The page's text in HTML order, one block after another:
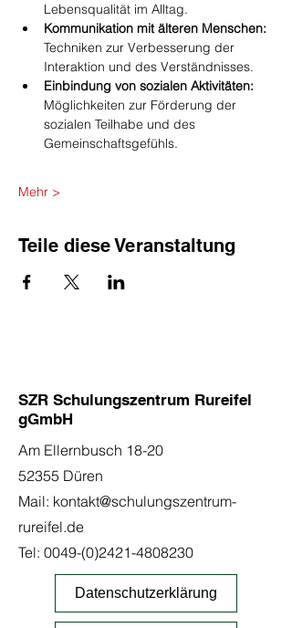
Lebensqualität im Alltag.
Kommunikation mit älteren Menschen:
Techniken zur Verbesserung der
Interaktion und des Verständnisses.
Einbindung von sozialen Aktivitäten:
Möglichkeiten zur Förderung der
sozialen Teilhabe und des
Gemeinschaftsgefühls.
Mehr >
Teile diese Veranstaltung
SZR Schulungszentrum Rureifel
gGmbH
Am Ellernbusch 18-20
52355 Düren
Mail: kontakt@schulungszentrum-
rureifel.de
Tel: 0049-(0)2421-4808230
Datenschutzerklärung